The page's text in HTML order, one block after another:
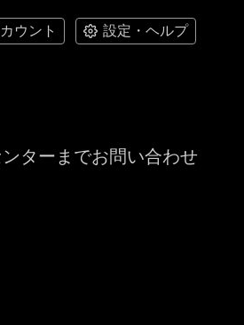
ウント 設定・ヘルプ
ターまでお問い合わせ